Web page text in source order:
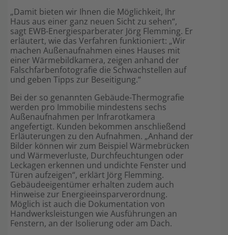
„Damit bieten wir Ihnen die Möglichkeit, Ihr
Haus aus einer ganz neuen Sicht zu sehen“,
sagt EWB-Energiesparberater Jörg Flemming. Er
erläutert, wie das Verfahren funktioniert: „Wir
machen Außenaufnahmen eines Hauses mit
einer Wärmebildkamera, zeigen anhand der
Falschfarbenfotografie die Schwachstellen auf
und geben Tipps zur Beseitigung.“
Bei der so genannten Gebäude-Thermografie
werden pro Immobilie mindestens sechs
Außenaufnahmen per Infrarotkamera
angefertigt. Kunden bekommen anschließend
Erläuterungen zu den Aufnahmen. „Anhand der
Bilder können wir zum Beispiel Wärmebrücken
und Wärmeverluste, Durchfeuchtungen oder
Leckagen erkennen und undichte Fenster und
Türen aufzeigen“, erklärt Jörg Flemming.
Gebäudeeigentümer erhalten zudem auch
Hinweise zur Energieeinsparverordnung.
Möglich ist auch die Dokumentation von
Handwerksleistungen wie Ausführungen an
Fenstern, an der Isolierung oder am Dach.